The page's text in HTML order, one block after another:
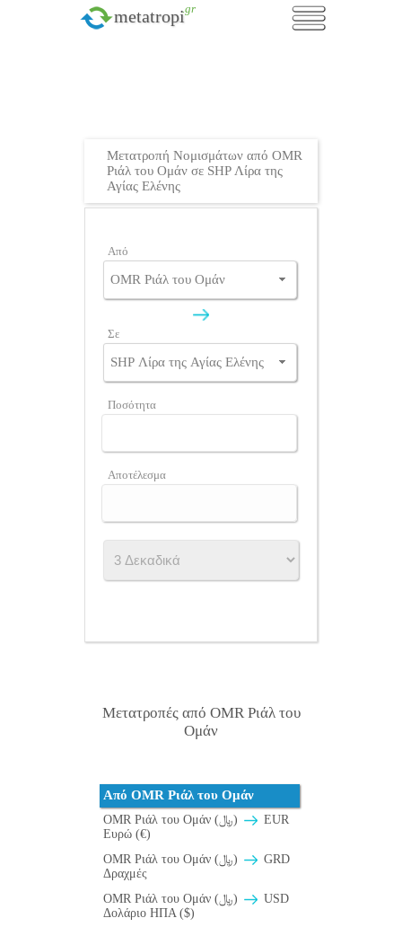
metatropi.gr
Μετατροπή Νομισμάτων από OMR
Ριάλ του Ομάν σε SHP Λίρα της
Αγίας Ελένης
Από
Σε
Ποσότητα
Αποτέλεσμα
Μετατροπές από OMR Ριάλ του
Ομάν
Από OMR Ριάλ του Ομάν
OMR Ριάλ του Ομάν (﷼)
EUR
Ευρώ (€)
OMR Ριάλ του Ομάν (﷼)
GRD
Δραχμές
OMR Ριάλ του Ομάν (﷼)
USD
Δολάριο ΗΠΑ ($)